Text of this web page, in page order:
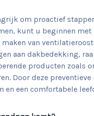
om proactief
kunt u beginnen
van
aan dakbedekking,
producten zoals
Door deze preventieve
en een comfortabele